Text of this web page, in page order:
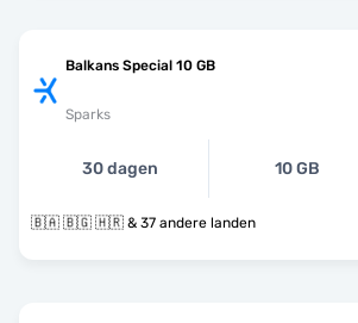
Balkans Special 10 GB
Sparks
30 dagen 10 GB
🇧🇦 🇧🇬 🇭🇷 & 37 andere landen